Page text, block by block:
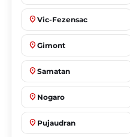
place Vic-Fezensac
place Gimont
place Samatan
place Nogaro
place Pujaudran